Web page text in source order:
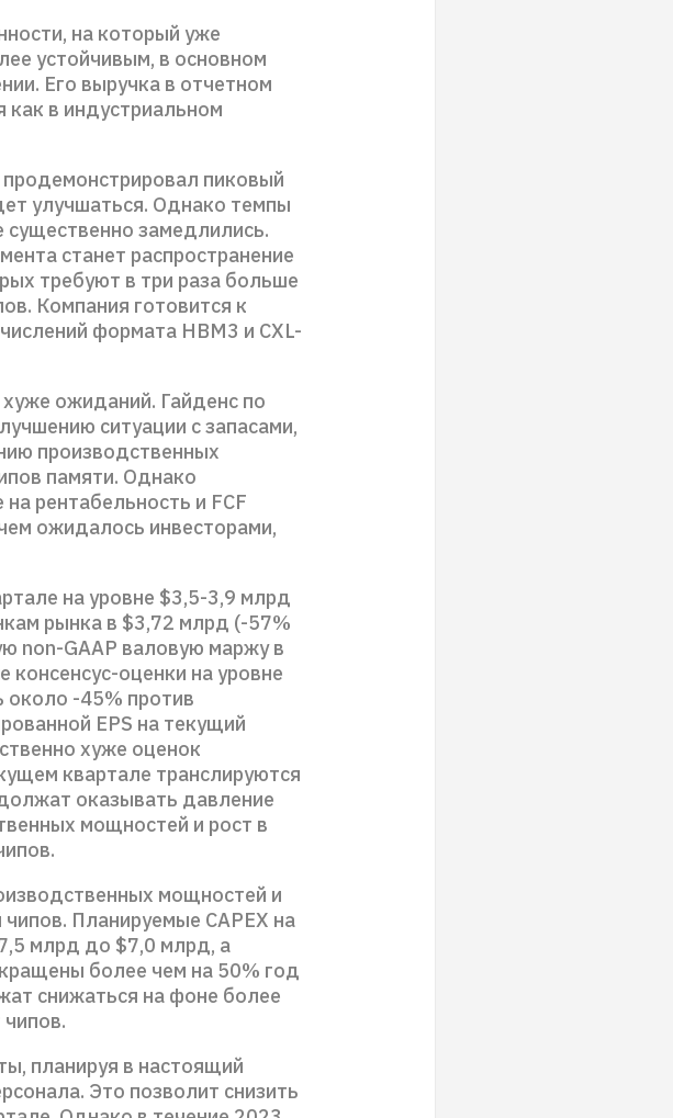
на который уже
устойчивым, в основном
Его выручка в отчетном
как в индустриальном
пиковый
улучшаться. Однако темпы
замедлились.
станет распространение
требуют в три раза больше
Компания готовится к
формата HBM3 и CXL-
ожиданий. Гайденс по
ситуации с запасами,
производственных
памяти. Однако
рентабельность и FCF
ожидалось инвесторами,
на уровне $3,5-3,9 млрд
рынка в $3,72 млрд (-57%
non-GAAP валовую маржу в
оценки на уровне
около -45% против
EPS на текущий
хуже оценок
квартале транслируются
оказывать давление
мощностей и рост в
мощностей и
Планируемые CAPEX на
млрд до $7,0 млрд, а
более чем на 50% год
снижаться на фоне более
планируя в настоящий
Это позволит снизить